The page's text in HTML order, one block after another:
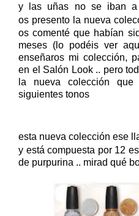
y las uñas no se iban a
os presento la nueva
os comenté que habían
meses (lo podéis ver
enseñaros mi colección,
en el Salón Look .. pero
la nueva colección
siguientes tonos
esta nueva colección ese
y está compuesta por 12
de purpurina .. mirad qué